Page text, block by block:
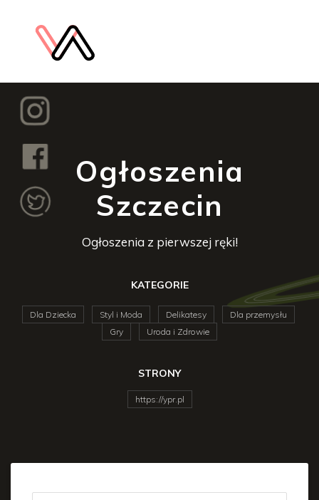
Ogłoszenia
Szczecin
Ogłoszenia z pierwszej ręki!
KATEGORIE
Dla Dziecka Styl i Moda Delikatesy
Dla przemysłu
Gry
Uroda i Zdrowie
STRONY
https://ypr.pl